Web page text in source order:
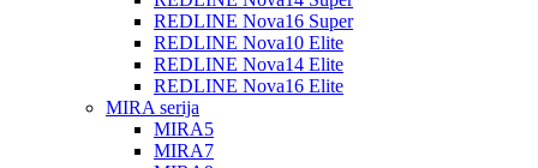
REDLINE Nova16 Super
REDLINE Nova10 Elite
REDLINE Nova14 Elite
REDLINE Nova16 Elite
MIRA serija
MIRA5
MIRA7